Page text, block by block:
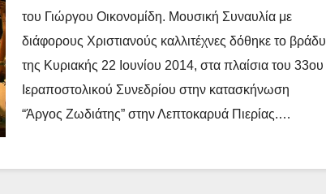
του Γιώργου Οικονομίδη. Μουσική Συναυλία με
διάφορους Χριστιανούς καλλιτέχνες δόθηκε το βράδυ
της Κυριακής 22 Ιουνίου 2014, στα πλαίσια του 33ου
Ιεραποστολικού Συνεδρίου στην κατασκήνωση
“Άργος Ζωδιάτης” στην Λεπτοκαρυά Πιερίας.…